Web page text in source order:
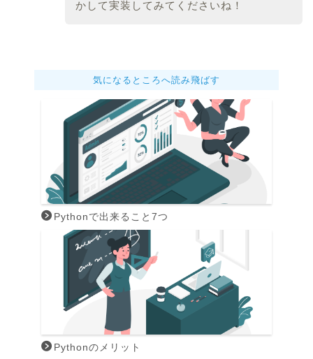
かして実装してみてくださいね！
気になるところへ読み飛ばす
Pythonで出来ること7つ
Pythonのメリット